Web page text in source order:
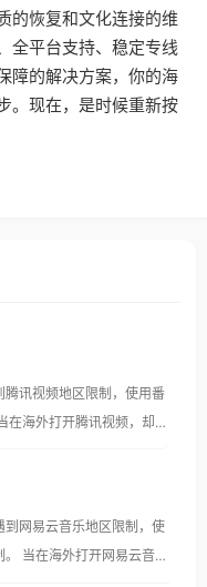
的恢复和文化连接的维
全平台支持、稳定专线
障的解决方案，你的海
。现在，是时候重新按
讯视频地区限制，使用番
现地区及版权限制问题，且
，
网易云音乐地区限制，使
音